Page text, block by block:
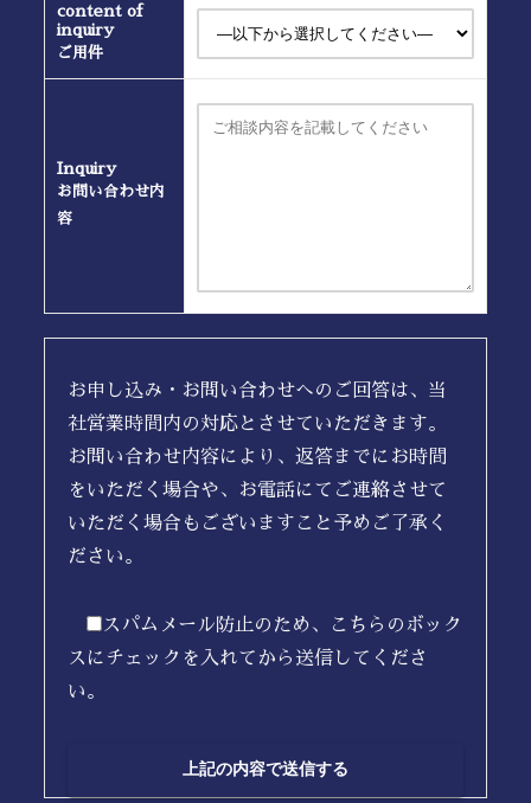
content of
inquiry
ご用件
Inquiry
お問い合わせ内
容
お申し込み・お問い合わせへのご回答は、当
社営業時間内の対応とさせていただきます。
お問い合わせ内容により、返答までにお時間
をいただく場合や、お電話にてご連絡させて
いただく場合もございますこと予めご了承く
ださい。
スパムメール防止のため、こちらのボック
スにチェックを入れてから送信してくださ
い。